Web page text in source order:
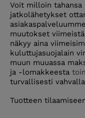
Voit milloin
jatkolähetykset
muutokset
näkyy aina
kuluttujasuojalain
muun muuassa
ja -lomakkeesta
turvallisesti
Tuotteen